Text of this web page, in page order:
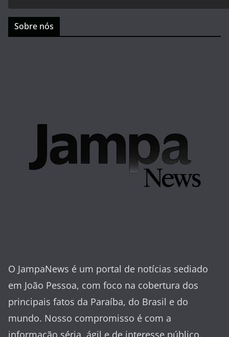
Sobre nós
O JampaNews é um portal de notícias sediado
em João Pessoa, com foco na cobertura dos
principais fatos da Paraíba, do Brasil e do
mundo. Nosso compromisso é com a